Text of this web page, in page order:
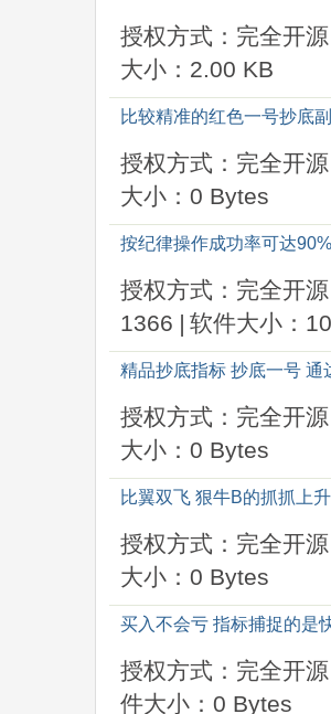
授权方式：完全开源
大小：2.00 KB
比较精准的红色一号抄底
授权方式：完全开源
大小：0 Bytes
按纪律操作成功率可达
授权方式：完全开源
1366 | 软件大小：
精品抄底指标 抄底一号
授权方式：完全开源
大小：0 Bytes
比翼双飞 狠牛B的抓抓上
授权方式：完全开源
大小：0 Bytes
买入不会亏 指标捕捉的是
授权方式：完全开源
件大小：0 Bytes